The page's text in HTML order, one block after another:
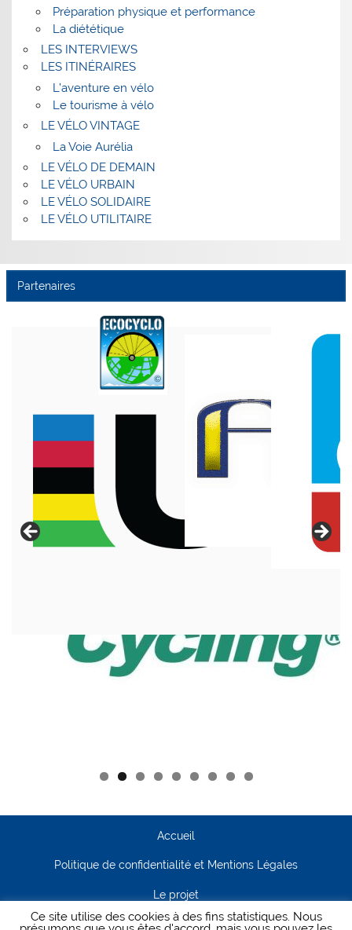
Préparation physique et performance
La diététique
LES INTERVIEWS
LES ITINÉRAIRES
L’aventure en vélo
Le tourisme à vélo
LE VÉLO VINTAGE
La Voie Aurélia
LE VÉLO DE DEMAIN
LE VÉLO URBAIN
LE VÉLO SOLIDAIRE
LE VÉLO UTILITAIRE
Partenaires
Accueil
Politique de confidentialité et Mentions Légales
Le projet
Contact
Ce site utilise des cookies à des fins statistiques. Nous